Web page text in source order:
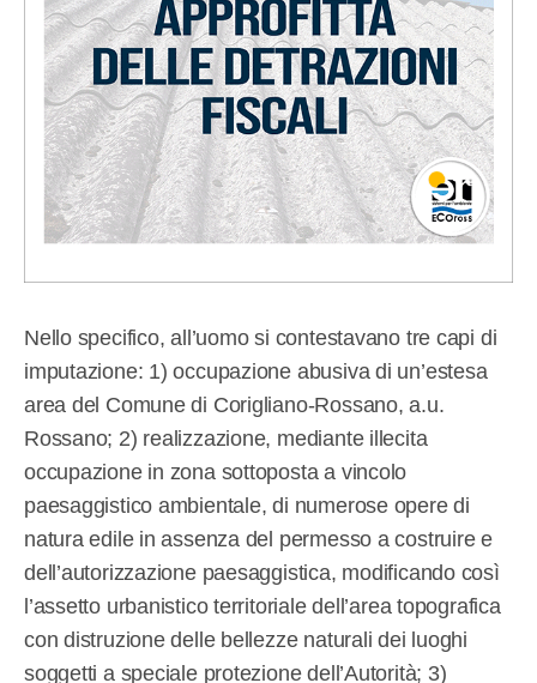
Nello specifico, all’uomo si contestavano tre capi di
imputazione: 1) occupazione abusiva di un’estesa
area del Comune di Corigliano-Rossano, a.u.
Rossano; 2) realizzazione, mediante illecita
occupazione in zona sottoposta a vincolo
paesaggistico ambientale, di numerose opere di
natura edile in assenza del permesso a costruire e
dell’autorizzazione paesaggistica, modificando così
l’assetto urbanistico territoriale dell’area topografica
con distruzione delle bellezze naturali dei luoghi
soggetti a speciale protezione dell’Autorità; 3)